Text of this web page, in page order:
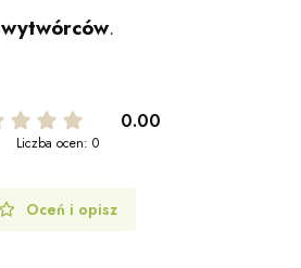
wytwórców.
0.00
Liczba ocen: 0
Oceń i opisz